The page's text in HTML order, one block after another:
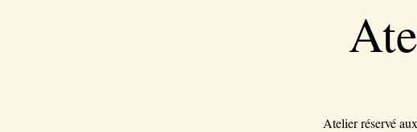
Atelier réservé